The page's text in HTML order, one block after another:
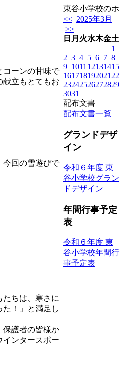
東谷小学校のホ
コーンの甘味で
献立もとてもお
今回の雪遊びで
ちは、寒さに
た！」と満足し
保護者の皆様か
インタースポー
<< 2025年3月
>>
日 月 火水木金土
1
2 3 4 5 6 7 8
9 1011 12131415
161718192021 22
23242526272829
3031
配布文書
配布文書一覧
グランドデザ
イン
令和６年度 東
谷小学校グラン
ドデザイン
年間行事予定
表
令和６年度 東
谷小学校年間行
事予定表